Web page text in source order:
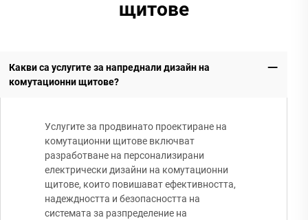
щитове
Какви са услугите за напреднали дизайн на
комутационни щитове?
Услугите за продвинато проектиране на
комутационни щитове включват
разработване на персонализирани
електрически дизайни на комутационни
щитове, които повишават ефективността,
надеждността и безопасността на
системата за разпределение на